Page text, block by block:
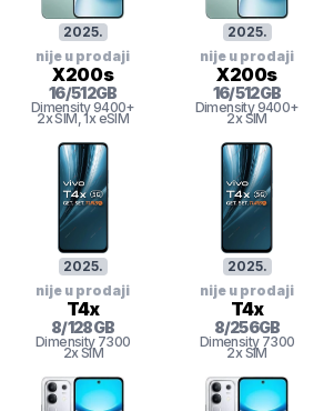
2025.
nije u prodaji
X200s
16/512GB
Dimensity 9400+
2x SIM, 1x eSIM
2025.
nije u prodaji
X200s
16/512GB
Dimensity 9400+
2x SIM
2025.
nije u prodaji
T4x
8/128GB
Dimensity 7300
2x SIM
2025.
nije u prodaji
T4x
8/256GB
Dimensity 7300
2x SIM